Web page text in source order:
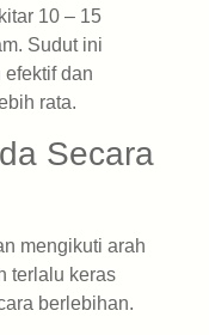
10 – 15
Sudut ini
dan
rata.
Secara
mengikuti arah
terlalu keras
berlebihan.